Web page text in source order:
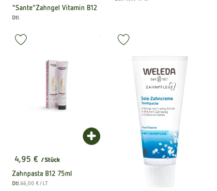
"Sante"Zahngel Vitamin B12
, Herkunft:
Dtl.
, Herkunft:
, Preis:
4,95 € / Stück
Zahnpasta B12 75ml
, Herkunft:
Dtl., Referenzpreis:
66,00 €/ LT
Produkt zum Warenkorb hinzufügen
, Verband: ,